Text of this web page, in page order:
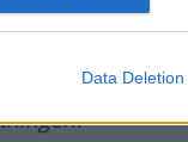
Data Deletion
vägen.